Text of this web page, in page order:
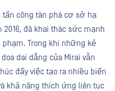
tấn công tàn phá cơ sở hạ
2016, đã khai thác sức mạnh
phạm. Trong khi những kẻ
dai dẳng của Mirai vẫn
đẩy việc tạo ra nhiều biến
khả năng thích ứng liên tục